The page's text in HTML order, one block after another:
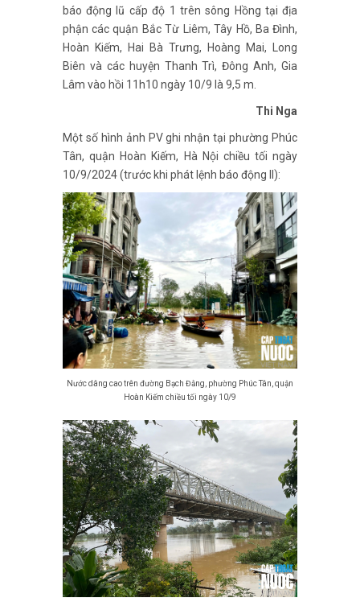
báo động lũ cấp độ 1 trên sông Hồng tại địa
phận các quận Bắc Từ Liêm, Tây Hồ, Ba Đình,
Hoàn Kiếm, Hai Bà Trưng, Hoàng Mai, Long
Biên và các huyện Thanh Trì, Đông Anh, Gia
Lâm vào hồi 11h10 ngày 10/9 là 9,5 m.
Thi Nga
Một số hình ảnh PV ghi nhận tại phường Phúc
Tân, quận Hoàn Kiếm, Hà Nội chiều tối ngày
10/9/2024 (trước khi phát lệnh báo động II):
Nước dâng cao trên đường Bạch Đằng, phường Phúc Tân, quận
Hoàn Kiếm chiều tối ngày 10/9